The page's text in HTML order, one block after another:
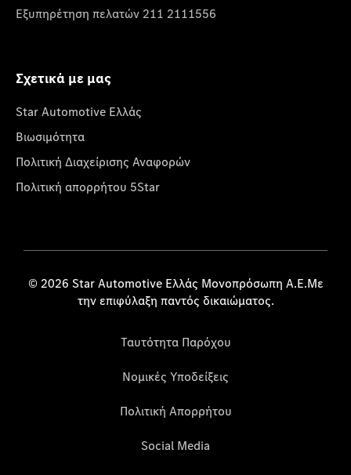
Εξυπηρέτηση πελατών 211 2111556
Σχετικά με μας
Star Automotive Ελλάς
Βιωσιμότητα
Πολιτική Διαχείρισης Αναφορών
Πολιτική απορρήτου 5Star
© 2026 Star Automotive Ελλάς Μονοπρόσωπη Α.Ε.Με
την επιφύλαξη παντός δικαιώματος.
Ταυτότητα Παρόχου
Νομικές Υποδείξεις
Πολιτική Απορρήτου
Social Media